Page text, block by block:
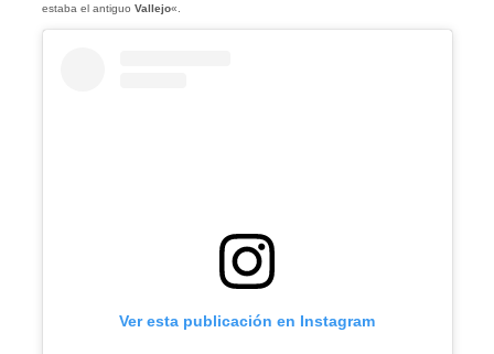
estaba el antiguo Vallejo«.
Ver esta publicación en Instagram